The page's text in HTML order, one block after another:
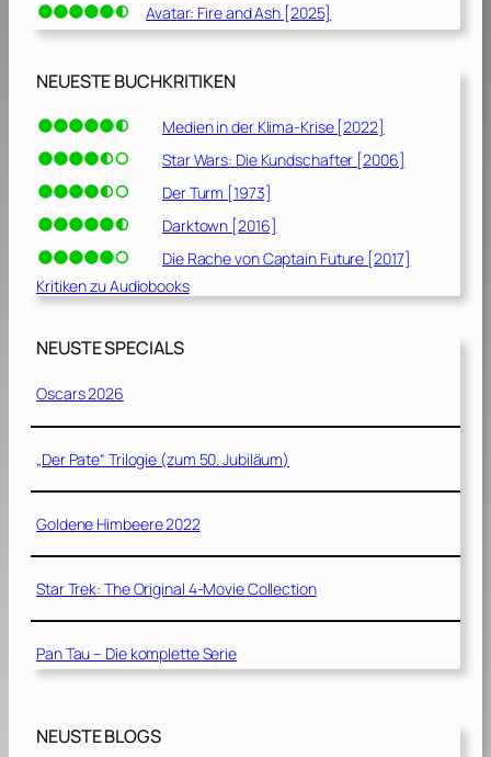
Avatar: Fire and Ash [2025]
NEUESTE BUCHKRITIKEN
Medien in der Klima-Krise [2022]
Star Wars: Die Kundschafter [2006]
Der Turm [1973]
Darktown [2016]
Die Rache von Captain Future [2017]
Kritiken zu Audiobooks
NEUSTE SPECIALS
Oscars 2026
„Der Pate“ Trilogie (zum 50. Jubiläum)
Goldene Himbeere 2022
Star Trek: The Original 4-Movie Collection
Pan Tau – Die komplette Serie
NEUSTE BLOGS